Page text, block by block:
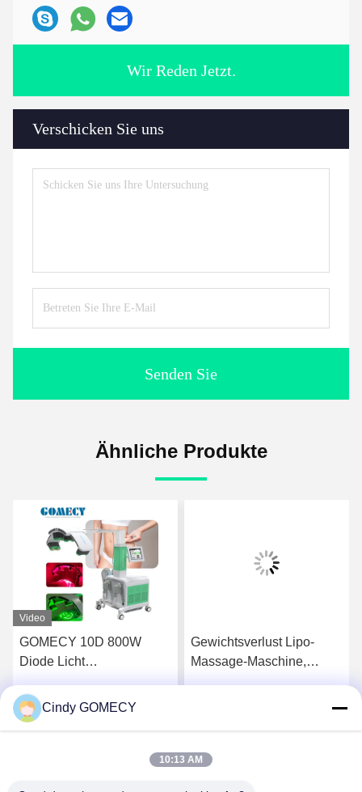
Wir Reden Jetzt.
Verschicken Sie uns
Senden Sie
Ähnliche Produkte
Video
GOMECY 10D 800W
Diode Licht
Stimulation Ausrüstung für
Schönheit Schlankheit
Wir Reden Jetzt.
Gewichtsverlust Lipo-
Massage-Maschine,
Cindy GOMECY
10:13 AM